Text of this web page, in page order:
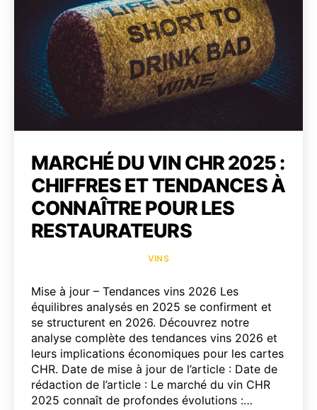
MARCHÉ DU VIN CHR 2025 :
CHIFFRES ET TENDANCES À
CONNAÎTRE POUR LES
RESTAURATEURS
VINS
Mise à jour – Tendances vins 2026 Les
équilibres analysés en 2025 se confirment et
se structurent en 2026. Découvrez notre
analyse complète des tendances vins 2026 et
leurs implications économiques pour les cartes
CHR. Date de mise à jour de l’article : Date de
rédaction de l’article : Le marché du vin CHR
2025 connaît de profondes évolutions :…